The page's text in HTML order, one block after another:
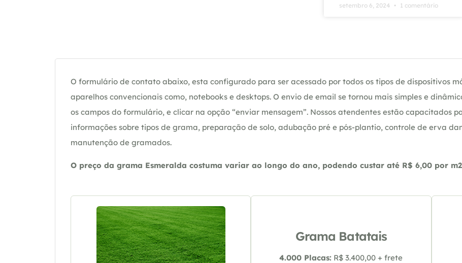
setembro 6, 2024 1 comentário
O formulário de contato abaixo, esta configurado para ser acessado por todos os tipos de dispositivos
aparelhos convencionais como, notebooks e desktops. O envio de email se tornou mais simples e
os campos do formulário, e clicar na opção “enviar mensagem”. Nossos atendentes estão capacitados
informações sobre tipos de grama, preparação de solo, adubação pré e pós-plantio, controle de erva
manutenção de gramados.
O preço da grama Esmeralda costuma variar ao longo do ano, podendo custar até R$ 6,00 por
Grama Batatais
4.000 Placas: R$ 3.400,00 + frete